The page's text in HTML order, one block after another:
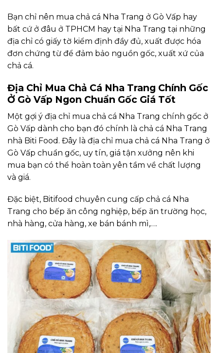
Bạn chỉ nên mua chả cá Nha Trang ở Gò Vấp hay
bất cứ ở đâu ở TPHCM hay tại Nha Trang tại những
địa chỉ có giấy tờ kiểm định đầy đủ, xuất được hóa
đơn chứng từ để đảm bảo nguồn gốc, xuất xứ của
chả cá.
Địa Chỉ Mua Chả Cá Nha Trang Chính Gốc
Ở Gò Vấp Ngon Chuẩn Gốc Giá Tốt
Một gợi ý địa chỉ mua chả cá Nha Trang chính gốc ở
Gò Vấp dành cho bạn đó chính là chả cá Nha Trang
nhà Biti Food. Đây là địa chỉ mua chả cá Nha Trang ở
Gò Vấp chuẩn gốc, uy tín, giá tận xưởng nên khi
mua bạn có thể hoàn toàn yên tầm về chất lượng
và giá.
Đặc biệt, Bitifood chuyên cung cấp chả cá Nha
Trang cho bếp ăn công nghiệp, bếp ăn trường học,
nhà hàng, cửa hàng, xe bán bánh mì,….